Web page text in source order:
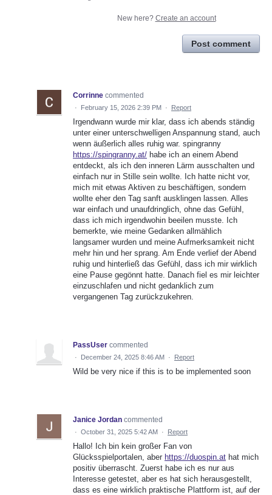
New here? Create an account
Post comment
Corrinne commented
· February 15, 2026 2:39 PM · Report
Irgendwann wurde mir klar, dass ich abends ständig
unter einer unterschwelligen Anspannung stand, auch
wenn äußerlich alles ruhig war. spingranny
https://spingranny.at/ habe ich an einem Abend
entdeckt, als ich den inneren Lärm ausschalten und
einfach nur in Stille sein wollte. Ich hatte nicht vor,
mich mit etwas Aktiven zu beschäftigen, sondern
wollte eher den Tag sanft ausklingen lassen. Alles
war einfach und unaufdringlich, ohne das Gefühl,
dass ich mich irgendwohin beeilen musste. Ich
bemerkte, wie meine Gedanken allmählich
langsamer wurden und meine Aufmerksamkeit nicht
mehr hin und her sprang. Am Ende verlief der Abend
ruhig und hinterließ das Gefühl, dass ich mir wirklich
eine Pause gegönnt hatte. Danach fiel es mir leichter
einzuschlafen und nicht gedanklich zum
vergangenen Tag zurückzukehren.
PassUser commented
· December 24, 2025 8:46 AM · Report
Wild be very nice if this is to be implemented soon
Janice Jordan commented
· October 31, 2025 5:42 AM · Report
Hallo! Ich bin kein großer Fan von
Glücksspielportalen, aber https://duospin.at hat mich
positiv überrascht. Zuerst habe ich es nur aus
Interesse getestet, aber es hat sich herausgestellt,
dass es eine wirklich praktische Plattform ist, auf der